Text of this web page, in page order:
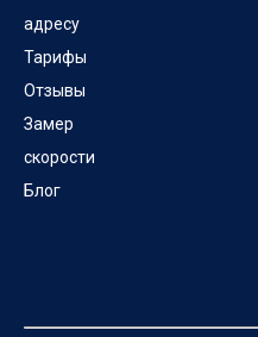
адресу
Тарифы
Отзывы
Замер
скорости
Блог